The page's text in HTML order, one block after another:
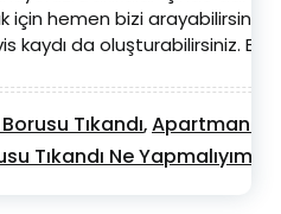
için hemen bizi arayabilirsiniz.
kaydı da oluşturabilirsiniz.
Tıkandı,Apartman
Tıkandı Ne Yapmalıyım